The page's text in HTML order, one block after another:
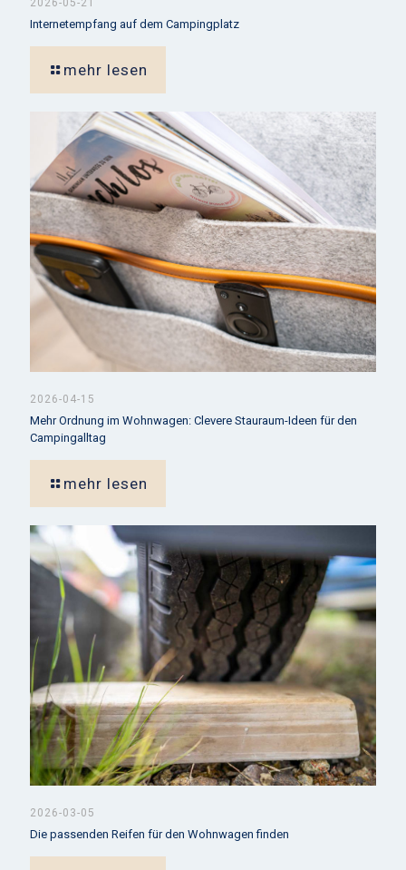
2026-05-21
Internetempfang auf dem Campingplatz
mehr lesen
2026-04-15
Mehr Ordnung im Wohnwagen: Clevere Stauraum-Ideen für den
Campingalltag
mehr lesen
2026-03-05
Die passenden Reifen für den Wohnwagen finden